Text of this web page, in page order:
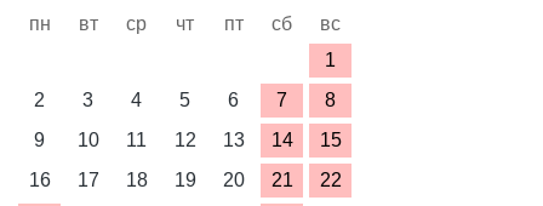
пн вт ср чт пт сб
вс
1
2
3 4 5 6 7
8
9
10 11 12 13 14
15
16
17 18 19 20 21
22